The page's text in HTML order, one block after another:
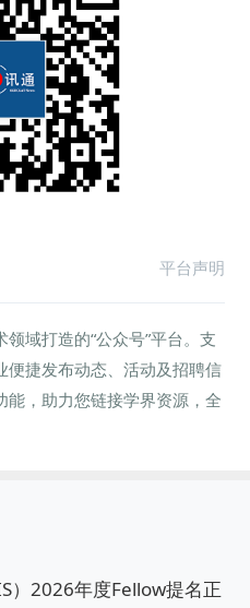
平台声明
域打造的“公众号”平台。支
便捷发布动态、活动及招聘信
能，助力您链接学界资源，全
）2026年度Fellow提名正